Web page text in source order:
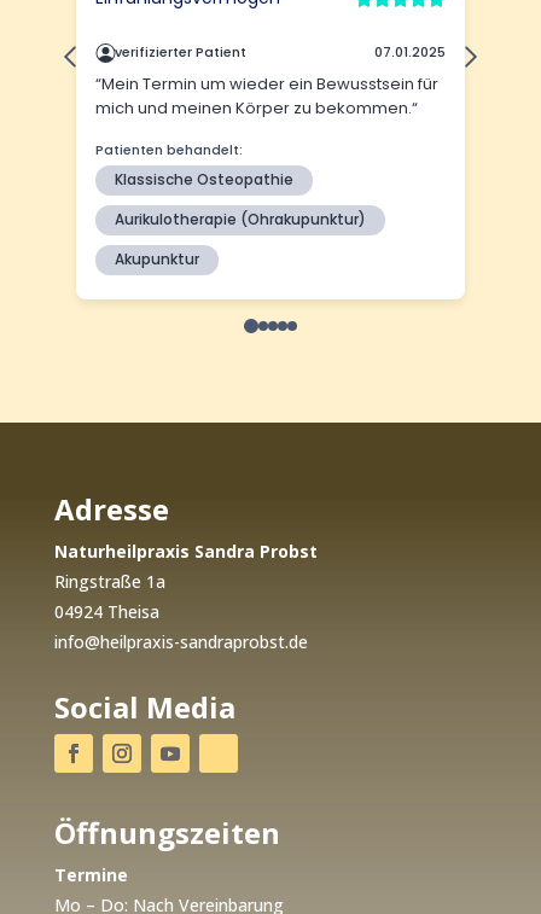
Adresse
Naturheilpraxis Sandra Probst
Ringstraße 1a
04924 Theisa
info@heilpraxis-sandraprobst.de
Social Media
Öffnungszeiten
Termine
Mo – Do: Nach Vereinbarung